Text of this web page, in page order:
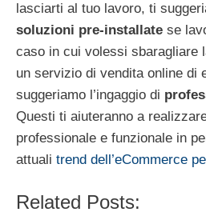
lasciarti al tuo lavoro, ti
soluzioni pre-installate se
caso in cui volessi sbaragliare
un servizio di vendita online di
suggeriamo l’ingaggio di
Questi ti aiuteranno a
professionale e funzionale in
attuali trend dell’eCommerce
Related Posts: